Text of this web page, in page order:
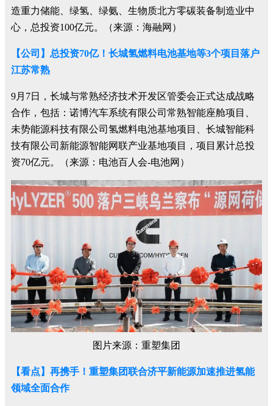
造重力储能、绿氢、绿氨、生物质北方零碳装备制造业中
心，总投资100亿元。（来源：海融网）
【公司】总投资70亿！长城氢燃料电池基地等3个项目落户
江苏常熟
9月7日，长城与常熟经济技术开发区管委会正式达成战略
合作，包括：诺博汽车系统有限公司常熟智能座舱项目、
未势能源科技有限公司氢燃料电池基地项目、长城智能科
技有限公司新能源智能网联产业基地项目，项目累计总投
资70亿元。（来源：电池百人会-电池网）
图片来源：重塑集团
【看点】再携手！重塑集团联合济平新能源加速推进氢能
领域全面合作